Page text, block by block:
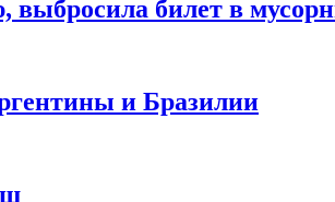
билет в
и Бразилии